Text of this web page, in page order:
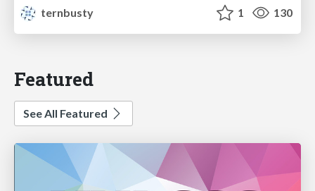
ternbusty
1 130
Featured
See All Featured